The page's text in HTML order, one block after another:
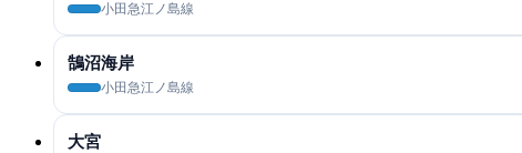
小田急江ノ島線
鵠沼海岸
小田急江ノ島線
大宮